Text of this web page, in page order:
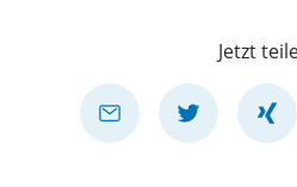
Jetzt